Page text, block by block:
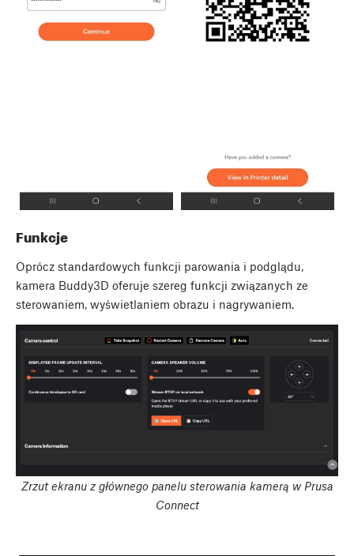
Funkcje
Oprócz standardowych funkcji parowania i podglądu,
kamera Buddy3D oferuje szereg funkcji związanych ze
sterowaniem, wyświetlaniem obrazu i nagrywaniem.
Zrzut ekranu z głównego panelu sterowania kamerą w Prusa
Connect